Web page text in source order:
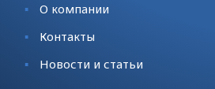
О компании
Контакты
Новости и статьи